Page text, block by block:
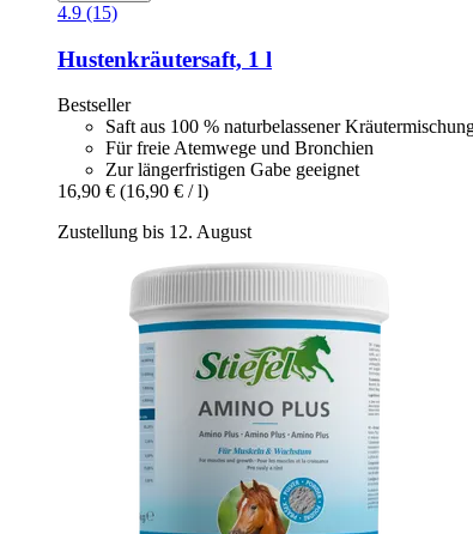
4.9 (15)
Hustenkräutersaft, 1 l
Bestseller
Saft aus 100 % naturbelassener
Für freie Atemwege und Bronchien
Zur längerfristigen Gabe geeignet
16,90 € (16,90 € / l)
Zustellung bis 12. August